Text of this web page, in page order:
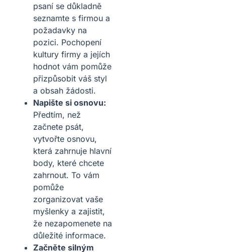
psaní se důkladně
seznamte s firmou a
požadavky na
pozici. Pochopení
kultury firmy a jejích
hodnot vám pomůže
přizpůsobit váš styl
a obsah žádosti.
Napište si osnovu:
Předtím, než
začnete psát,
vytvořte osnovu,
která zahrnuje hlavní
body, které chcete
zahrnout. To vám
pomůže
zorganizovat vaše
myšlenky a zajistit,
že nezapomenete na
důležité informace.
Začněte silným